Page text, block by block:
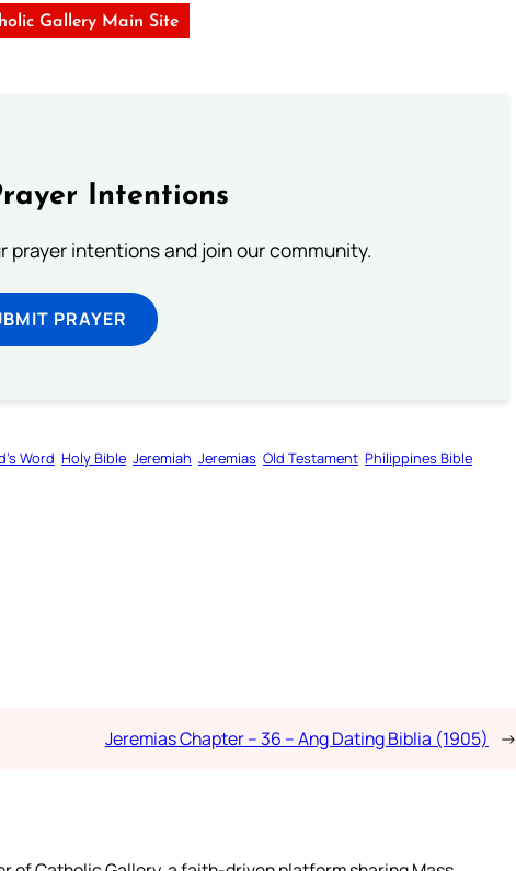
Gallery Main Site
Intentions
prayer intentions and join our community.
PRAYER
Word Holy Bible Jeremiah Jeremias Old Testament Philippines Bible
Jeremias Chapter – 36 – Ang Dating Biblia (1905) →